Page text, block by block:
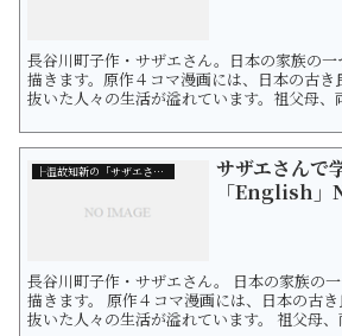
長谷川町子作・サザエさん。日本の家族の
描きます。原作４コマ漫画には、日本の古き
抜いた人々の生活が溢れています。祖父母、
画を通じて和洋を探求します。今回は「英語
製英語です。英語ではstrollerとかbaggyと
を見かけるのは当たり前。...
├温故知新の「サザエさん」
サザエさんで
「English」
長谷川町子作・サザエさん。 日本の家族の
描きます。 原作４コマ漫画には、日本の古き良き時代、 必死に生き
抜いた人々の生活が溢れています。 祖父母、両親が生きてきた時代